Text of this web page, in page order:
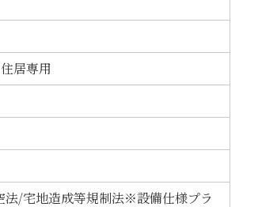
居専用
法/宅地造成等規制法※設備仕様プラ